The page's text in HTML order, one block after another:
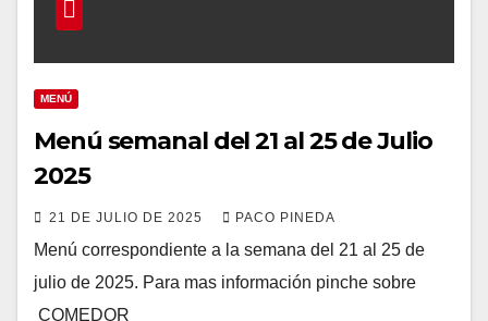
MENÚ
Menú semanal del 21 al 25 de Julio
2025
21 DE JULIO DE 2025 PACO PINEDA
Menú correspondiente a la semana del 21 al 25 de
julio de 2025. Para mas información pinche sobre
COMEDOR